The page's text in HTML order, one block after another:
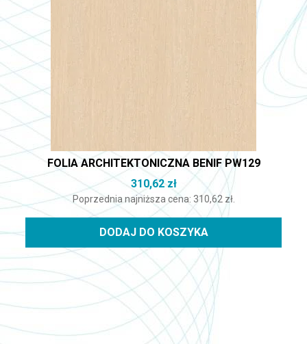
FOLIA ARCHITEKTONICZNA BENIF PW129
310,62 zł
Poprzednia najniższa cena: 310,62 zł.
DODAJ DO KOSZYKA